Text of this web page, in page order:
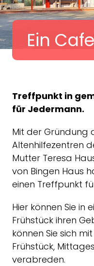
Ein
Treffpunkt in
für Jedermann.
Mit der Gründung
Altenhilfezentren
Mutter Teresa
von Bingen Haus
einen Treffpunkt
Hier können Sie in
Frühstück ihren
können Sie sich
Frühstück,
verabreden.